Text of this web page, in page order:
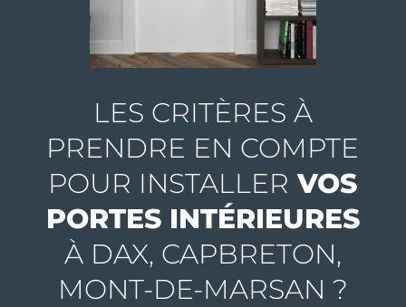
LES CRITÈRES À
PRENDRE EN COMPTE
POUR INSTALLER VOS
PORTES INTÉRIEURES
À DAX, CAPBRETON,
MONT-DE-MARSAN ?